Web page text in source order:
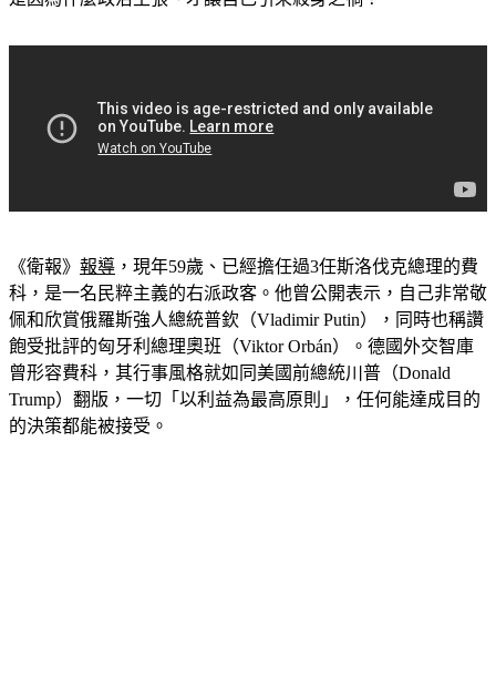
科，是一名民粹主義的右派政客。他曾公開表示，自己非常敬
佩和欣賞俄羅斯強人總統普欽（Vladimir Putin），同時也稱讚
飽受批評的匈牙利總理奧班（Viktor Orbán）。德國外交智庫
曾形容費科，其行事風格就如同美國前總統川普（Donald
Trump）翻版，一切「以利益為最高原則」，任何能達成目的
的決策都能被接受。